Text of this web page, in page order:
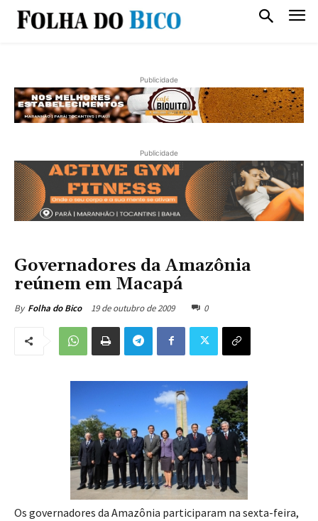
Publicidade
Publicidade
Governadores da Amazônia
reúnem em Macapá
By Folha do Bico 19 de outubro de 2009 0
Os governadores da Amazônia participaram na sexta-feira,